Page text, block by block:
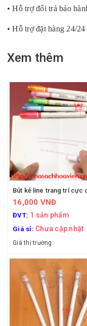
• Hỗ trợ đổi trả bảo
• Hỗ trợ đặt hàng 24/24
Xem thêm
Bút kẻ line trang trí cực
16,000 VNĐ
ĐVT: 1 sản phẩm
Giá sỉ: Chưa cập nhật
Giá thị trường: